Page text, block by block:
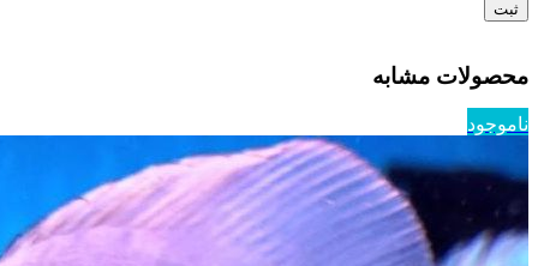
محصولات مشابه
ناموجود